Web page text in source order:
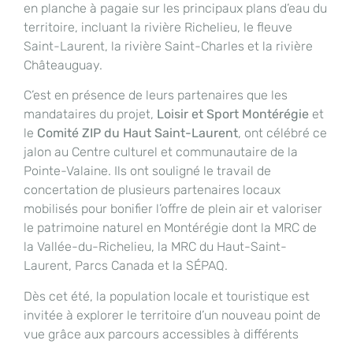
en planche à pagaie sur les principaux plans d’eau du
territoire, incluant la rivière Richelieu, le fleuve
Saint-Laurent, la rivière Saint-Charles et la rivière
Châteauguay.
C’est en présence de leurs partenaires que les
mandataires du projet, Loisir et Sport Montérégie et
le Comité ZIP du Haut Saint-Laurent, ont célébré ce
jalon au Centre culturel et communautaire de la
Pointe-Valaine. Ils ont souligné le travail de
concertation de plusieurs partenaires locaux
mobilisés pour bonifier l’offre de plein air et valoriser
le patrimoine naturel en Montérégie dont la MRC de
la Vallée-du-Richelieu, la MRC du Haut-Saint-
Laurent, Parcs Canada et la SÉPAQ.
Dès cet été, la population locale et touristique est
invitée à explorer le territoire d’un nouveau point de
vue grâce aux parcours accessibles à différents